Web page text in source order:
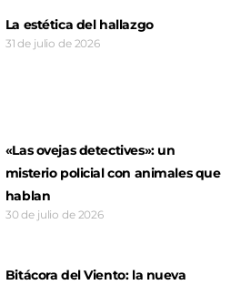
La estética del hallazgo
31 de julio de 2026
«Las ovejas detectives»: un
misterio policial con animales que
hablan
30 de julio de 2026
Bitácora del Viento: la nueva